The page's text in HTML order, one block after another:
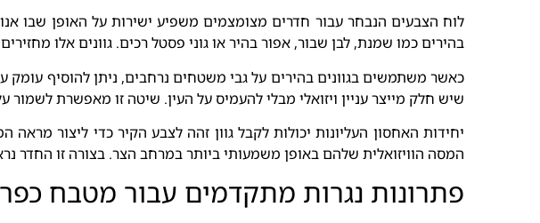
לוח הצבעים הנבחר עבור חדרים מצומצמים משפיע ישירות על האופן שבו
בהירים כמו שמנת, לבן שבור, אפור בהיר או גוני פסטל רכים. גוונים אלו
כאשר משתמשים בגוונים בהירים על גבי משטחים נרחבים, ניתן להוסיף
שיש חלק מייצר עניין ויזואלי מבלי להעמיס על העין. שיטה זו מאפשרת
יחידות האחסון העליונות יכולות לקבל גוון זהה לצבע הקיר כדי ליצור
המסה הוויזואלית שלהם באופן משמעותי ביותר במרחב הצר. בצורה זו החדר
פתרונות נגרות מתקדמים עבור מטבח